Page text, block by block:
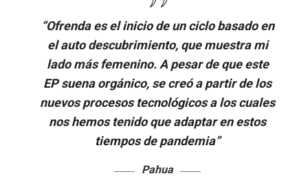
“Ofrenda es el inicio de un ciclo basado en
el auto descubrimiento, que muestra mi
lado más femenino. A pesar de que este
EP suena orgánico, se creó a partir de los
nuevos procesos tecnológicos a los cuales
nos hemos tenido que adaptar en estos
tiempos de pandemia”
Pahua